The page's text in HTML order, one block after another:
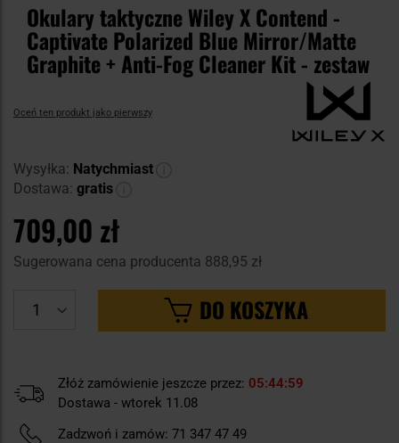
Okulary taktyczne Wiley X Contend -
Captivate Polarized Blue Mirror/Matte
Graphite + Anti-Fog Cleaner Kit - zestaw
Oceń ten produkt jako pierwszy
Wysyłka: Natychmiast
Dostawa: gratis
709,00 zł
Sugerowana cena producenta 888,95 zł
DO KOSZYKA
Złóż zamówienie jeszcze przez: 05 44 58
Dostawa - wtorek 11.08
Zadzwoń i zamów: 71 347 47 49